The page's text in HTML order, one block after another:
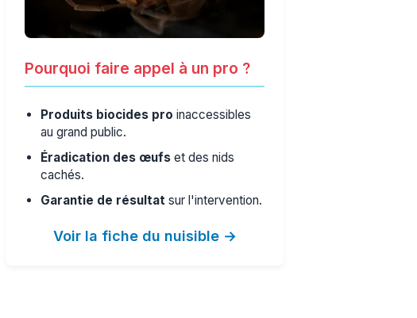
Pourquoi faire appel à un pro ?
Produits biocides pro inaccessibles
au grand public.
Éradication des œufs et des nids
cachés.
Garantie de résultat sur l'intervention.
Voir la fiche du nuisible →